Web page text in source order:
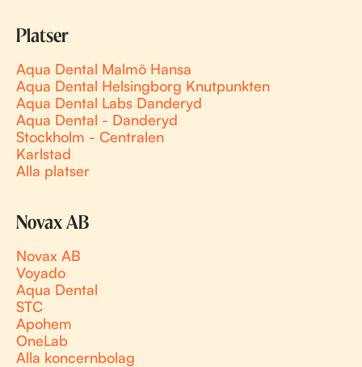
Platser
Aqua Dental Malmö Hansa
Aqua Dental Helsingborg Knutpunkten
Aqua Dental Labs Danderyd
Aqua Dental - Danderyd
Stockholm - Centralen
Karlstad
Alla platser
Novax AB
Novax AB
Voyado
Aqua Dental
STC
Apohem
OneLab
Alla koncernbolag